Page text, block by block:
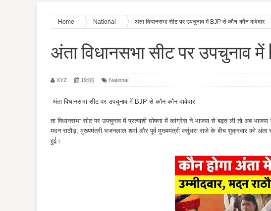
Home National अंता विधानसभा सीट पर उपचुनाव में BJP से कौन-कौन दावेदार
अंता विधानसभा सीट पर उपचुनाव
XYZ 19:06 National
अंता विधानसभा सीट पर उपचुनाव में BJP से कौन-कौन दावेदार
ता विधानसभा सीट पर उपचुनाव में प्रत्याशी घोषणा में कांग्रेस ने भाजपा से बढ़त ली तो अब
मदन राठौड़, मुख्यमंत्री भजनलाल शर्मा और पूर्व मुख्यमंत्री वसुंधरा राजे के बीच शुक्रवार को
हुई।